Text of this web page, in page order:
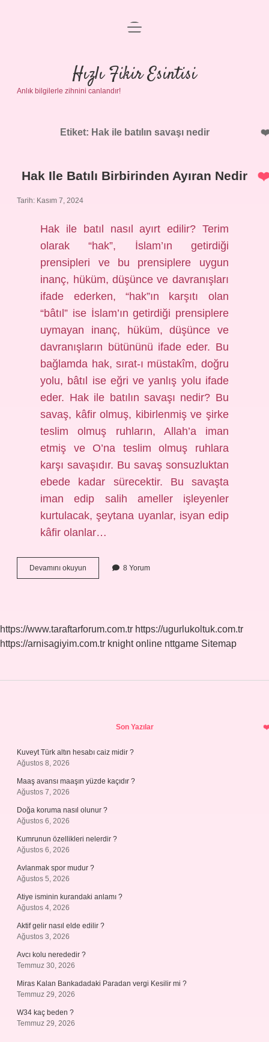
Anasayfa
Gizlilik Politikası
Yasal Uyarı
menüyü
Hızlı Fikir Esintisi
Anlık bilgilerle zihnini canlandır!
Etiket: Hak ile batılın savaşı nedir
Hak Ile Batılı Birbirinden Ayıran Nedir
Tarih: Kasım 7, 2024
Hak ile batıl nasıl ayırt edilir? Terim
olarak “hak”, İslam’ın getirdiği
prensipleri ve bu prensiplere uygun
inanç, hüküm, düşünce ve davranışları
ifade ederken, “hak”ın karşıtı olan
“bâtıl” ise İslam’ın getirdiği prensiplere
uymayan inanç, hüküm, düşünce ve
davranışların bütününü ifade eder. Bu
bağlamda hak, sırat-ı müstakîm, doğru
yolu, bâtıl ise eğri ve yanlış yolu ifade
eder. Hak ile batılın savaşı nedir? Bu
savaş, kâfir olmuş, kibirlenmiş ve şirke
teslim olmuş ruhların, Allah’a iman
etmiş ve O’na teslim olmuş ruhlara
karşı savaşıdır. Bu savaş sonsuzluktan
ebede kadar sürecektir. Bu savaşta
iman edip salih ameller işleyenler
kurtulacak, şeytana uyanlar, isyan edip
kâfir olanlar…
Devamını okuyun
Ile
8 Yorum
https://www.taraftarforum.com.tr https://ugurlukoltuk.com.tr
https://arnisagiyim.com.tr knight online nttgame Sitemap
Son Yazılar
Kuveyt Türk altın hesabı caiz midir ?
Ağustos 8, 2026
Maaş avansı maaşın yüzde kaçıdır ?
Ağustos 7, 2026
Doğa koruma nasıl olunur ?
Ağustos 6, 2026
Kumrunun özellikleri nelerdir ?
Ağustos 6, 2026
Avlanmak spor mudur ?
Ağustos 5, 2026
Atiye isminin kurandaki anlamı ?
Ağustos 4, 2026
Aktif gelir nasıl elde edilir ?
Ağustos 3, 2026
Avcı kolu nerededir ?
Temmuz 30, 2026
Miras Kalan Bankadadaki Paradan vergi Kesilir mi ?
Temmuz 29, 2026
W34 kaç beden ?
Temmuz 29, 2026